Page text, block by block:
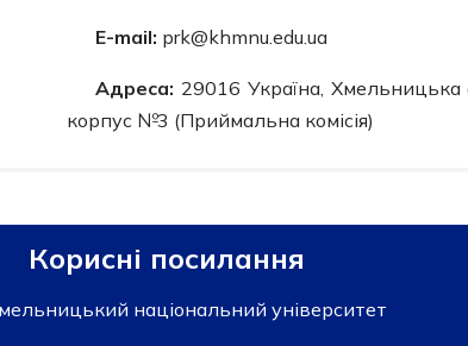
E-mail: prk@khmnu.edu.ua
Адреса: 29016 Україна, Хмельницька
корпус №3 (Приймальна комісія)
Корисні посилання
національний університет